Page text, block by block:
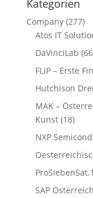
Kategorien
Company(277)
Atos IT
DaVinciLab
FLiP – Erste
Hutchison
MAK –
Kunst(18)
NXP
SAP